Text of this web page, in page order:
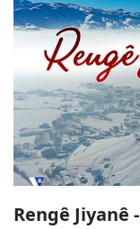
Rengê Jiyanê